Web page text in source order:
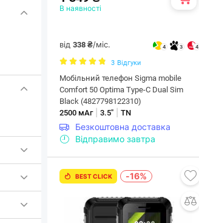
В наявності
від 338 ₴/міс. 4 3 4
3 Відгуки
Мобільний телефон Sigma mobile
Comfort 50 Optima Type-C Dual Sim
Black (4827798122310)
2500 мАг| 3.5" TN
Безкоштовна доставка
Відправимо завтра
BEST CLICK -16%